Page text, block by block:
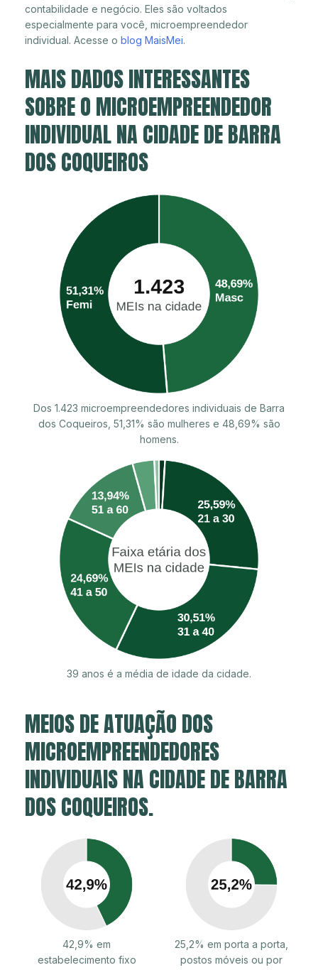
contabilidade e negócio. Eles são voltados
especialmente para você, microempreendedor
individual. Acesse o blog MaisMei.
MAIS DADOS INTERESSANTES
SOBRE O MICROEMPREENDEDOR
INDIVIDUAL NA CIDADE DE BARRA
DOS COQUEIROS
Dos 1.423 microempreendedores individuais de Barra
dos Coqueiros, 51,31% são mulheres e 48,69% são
homens.
39 anos é a média de idade da cidade.
MEIOS DE ATUAÇÃO DOS
MICROEMPREENDEDORES
INDIVIDUAIS NA CIDADE DE BARRA
DOS COQUEIROS.
42,9% em
estabelecimento fixo
25,2% em porta a porta,
postos móveis ou por